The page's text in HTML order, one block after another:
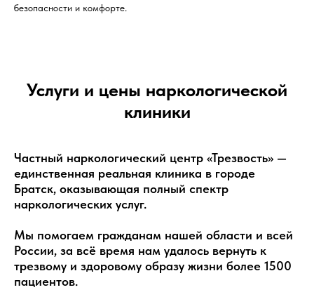
безопасности и комфорте.
Услуги и цены наркологической
клиники
Частный наркологический центр «Трезвость» —
единственная реальная клиника в городе
Братск, оказывающая полный спектр
наркологических услуг.
Мы помогаем гражданам нашей области и всей
России, за всё время нам удалось вернуть к
трезвому и здоровому образу жизни более 1500
пациентов.